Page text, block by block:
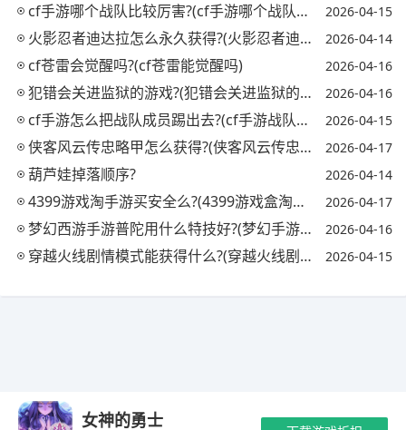
cf手游哪个战队比较厉害?(cf手游哪个战队最强) 2026-04-15
火影忍者迪达拉怎么永久获得?(火影忍者迪达拉怎么获取) 2026-04-14
cf苍雷会觉醒吗?(cf苍雷能觉醒吗) 2026-04-16
犯错会关进监狱的游戏?(犯错会关进监狱的游戏吗) 2026-04-16
cf手游怎么把战队成员踢出去?(cf手游战队怎么踢人) 2026-04-15
侠客风云传忠略甲怎么获得?(侠客风云传忠略甲对自己) 2026-04-17
葫芦娃掉落顺序? 2026-04-14
4399游戏淘手游买安全么?(4399游戏盒淘号有用吗) 2026-04-17
梦幻西游手游普陀用什么特技好?(梦幻手游普陀必备特技) 2026-04-16
穿越火线剧情模式能获得什么?(穿越火线剧情模式怎么过) 2026-04-15
女神的勇士
Copyright © 2021-2035 玖梦手游 版权所有 网站备案号：